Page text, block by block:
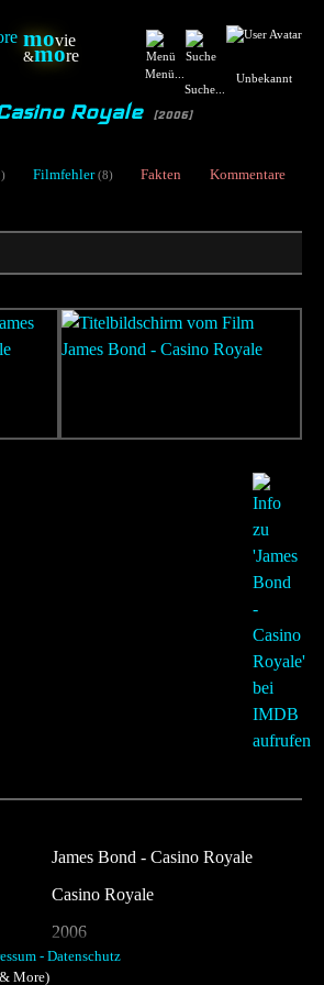
movie
&more
Menü...
Suche...
Unbekannt
Royale [2006]
Filmfehler (8) Fakten Kommentare
James Bond - Casino Royale
Casino Royale
2006
- Datenschutz
More)